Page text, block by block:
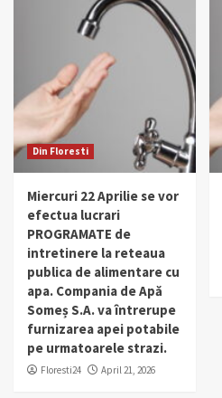
Din Floresti
Miercuri 22 Aprilie se vor
efectua lucrari
PROGRAMATE de
intretinere la reteaua
publica de alimentare cu
apa. Compania de Apă
Someș S.A. va întrerupe
furnizarea apei potabile
pe urmatoarele strazi.
Floresti24 April 21, 2026